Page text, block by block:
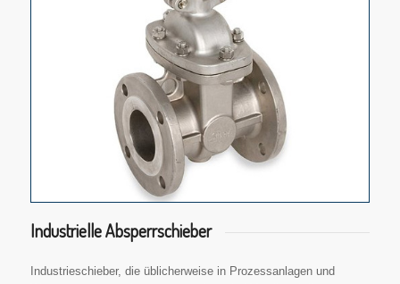
Industrielle Absperrschieber
Industrieschieber, die üblicherweise in Prozessanlagen und